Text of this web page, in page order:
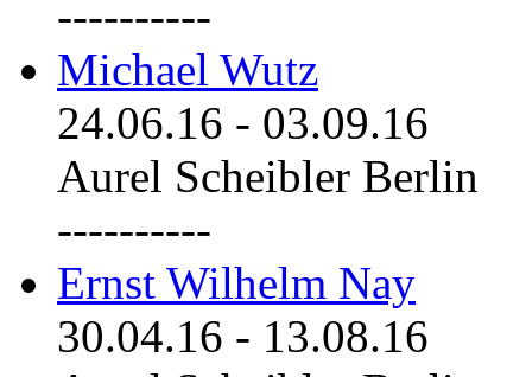
----------
Michael Wutz
24.06.16 - 03.09.16
Aurel Scheibler Berlin
----------
Ernst Wilhelm Nay
30.04.16 - 13.08.16